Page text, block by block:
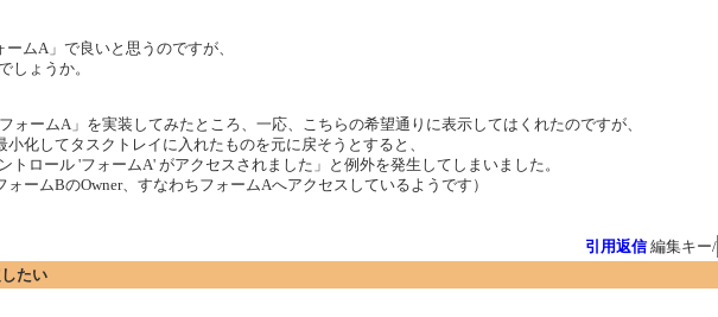
ムA」で良いと思うのですが、
しょうか。
ォームA」を実装してみたところ、一応、こちらの希望通りに表示してはくれたのですが、
化してタスクトレイに入れたものを元に戻そうとすると、
トロール 'フォームA' がアクセスされました」と例外を発生してしまいました。
ームBのOwner、すなわちフォームAへアクセスしているようです）
引用返信 編集キー/
たい